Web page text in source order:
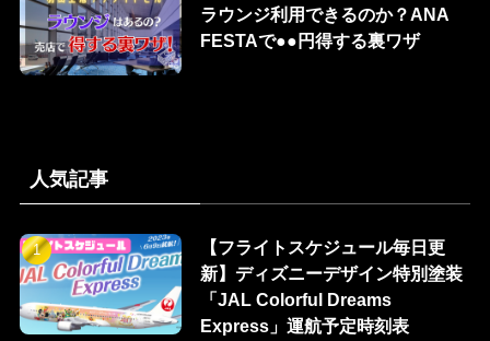
ラウンジ利用できるのか？ANA
FESTAで●●円得する裏ワザ
人気記事
【フライトスケジュール毎日更
新】ディズニーデザイン特別塗装
「JAL Colorful Dreams
Express」運航予定時刻表